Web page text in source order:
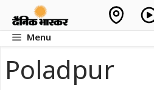
contentMenu
Poladpur